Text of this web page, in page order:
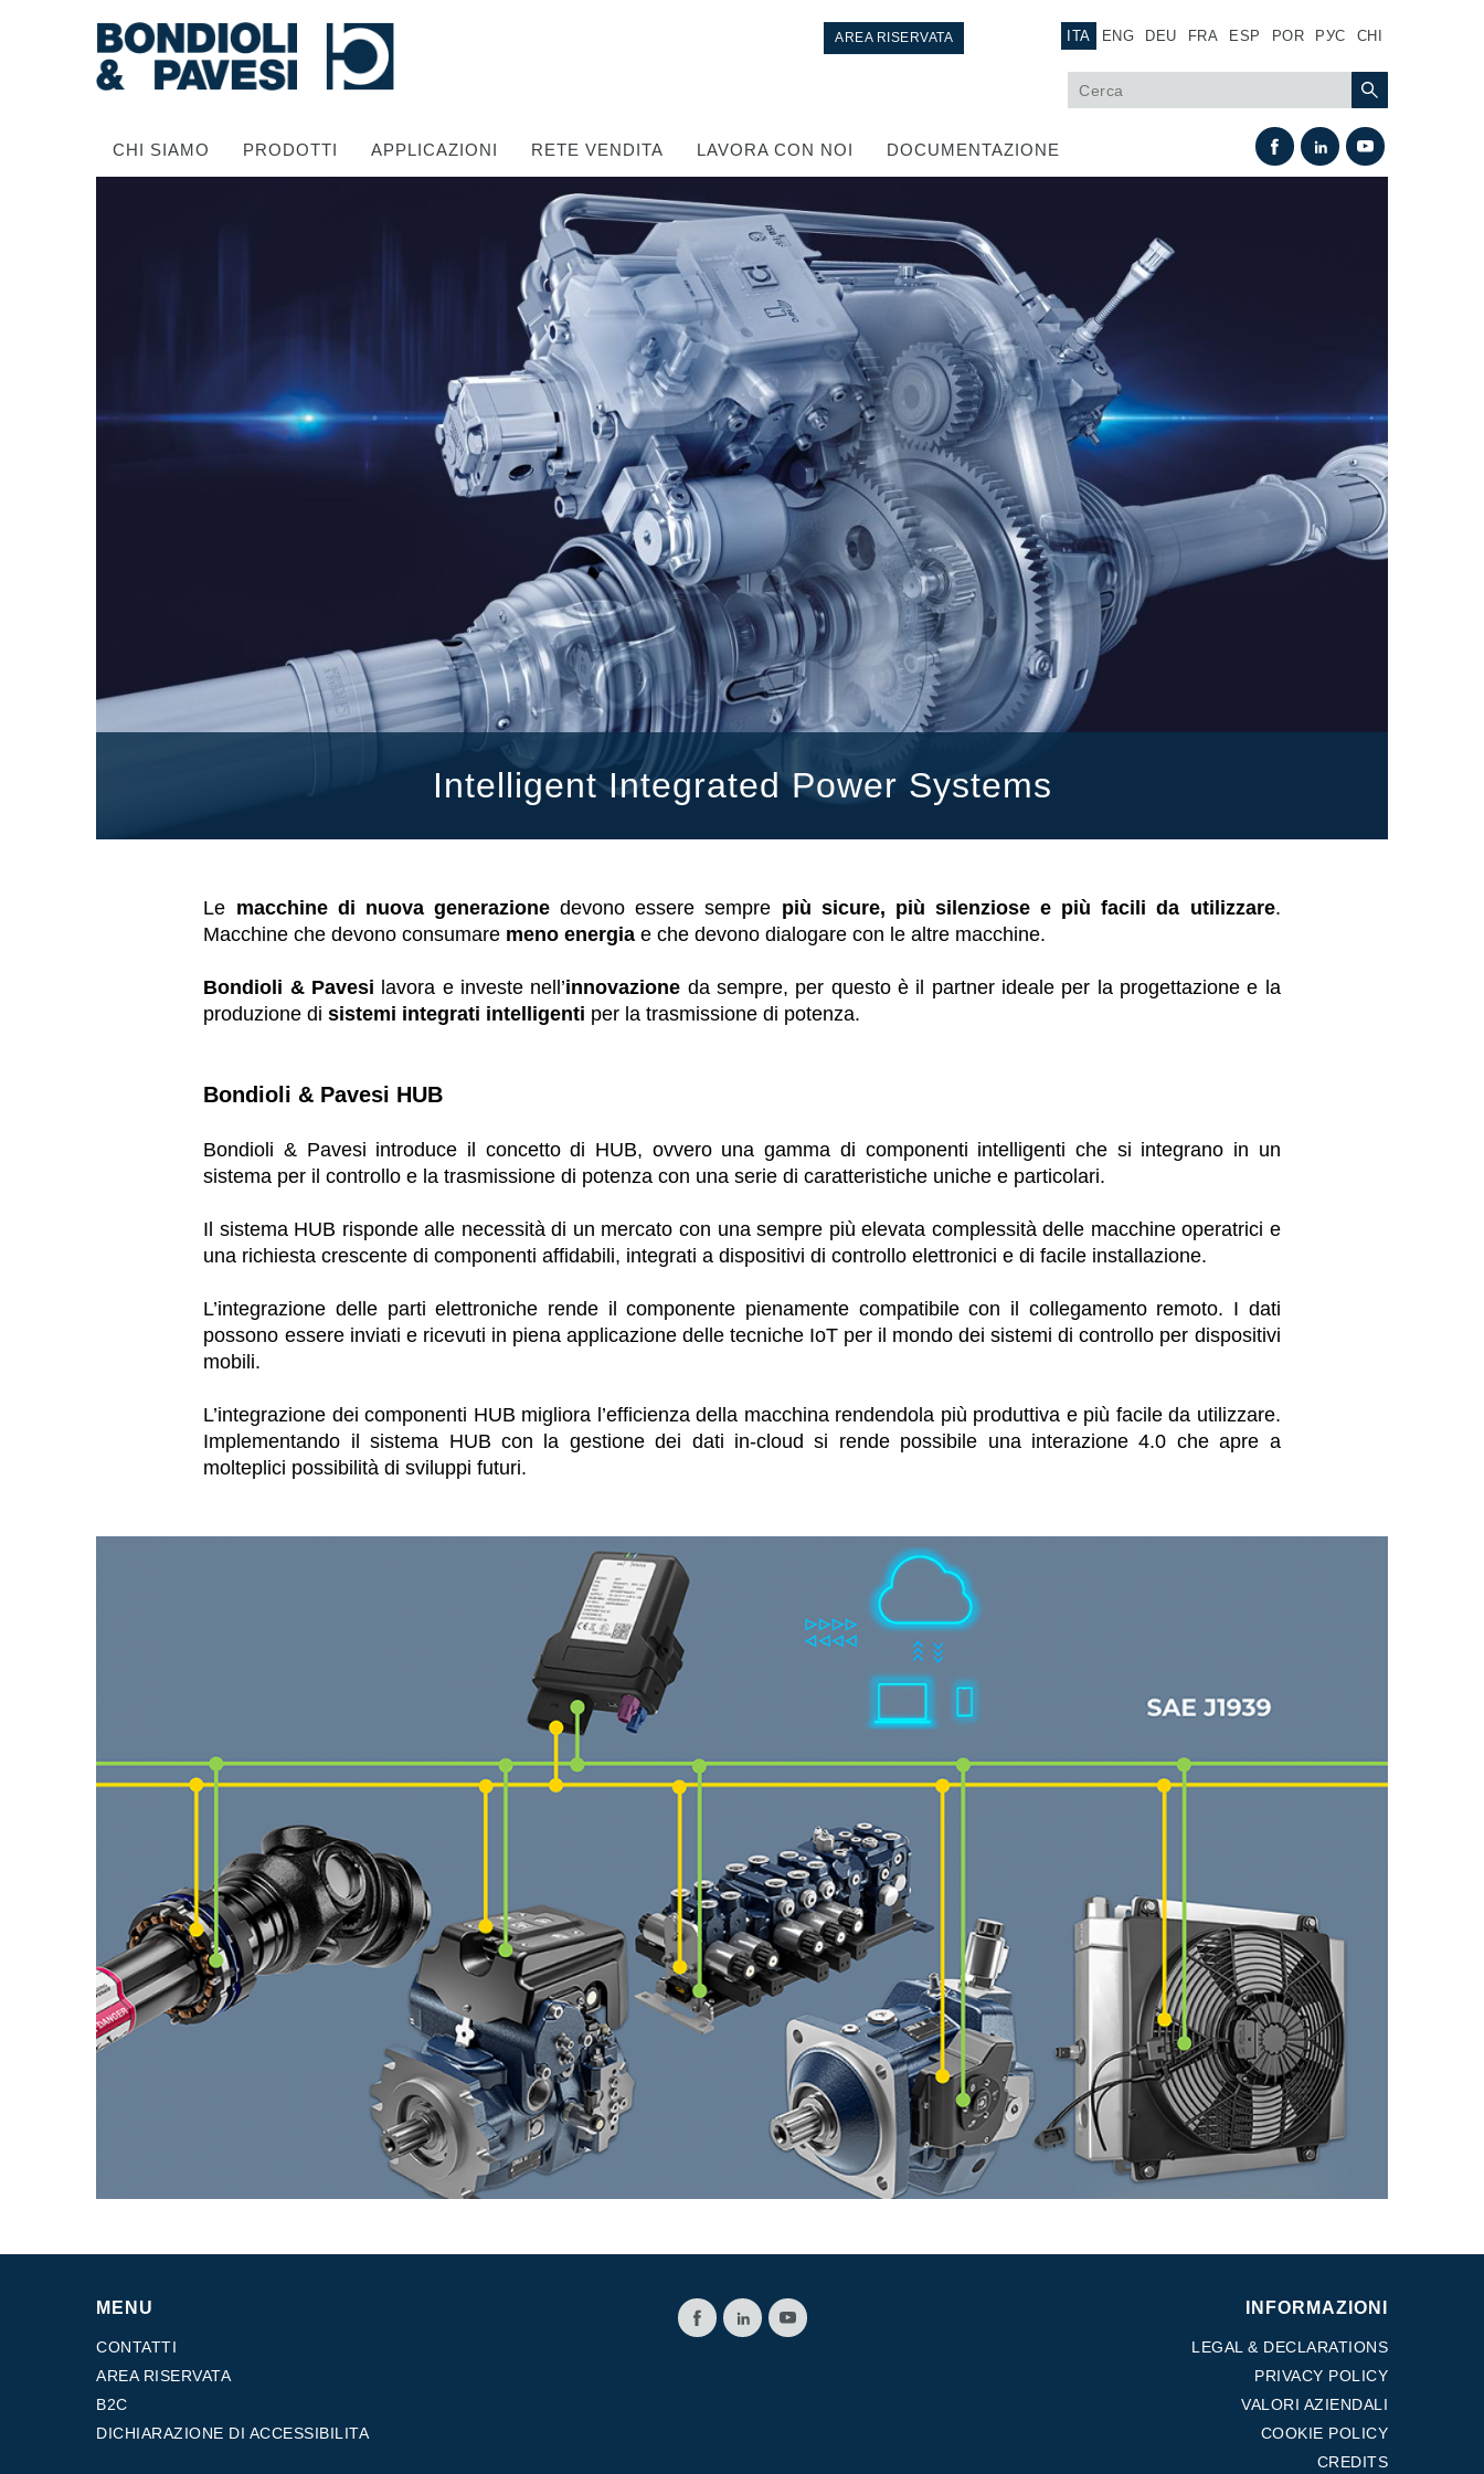
ITA ENG DEU FRA ESP POR РУС CHI
AREA RISERVATA
CHI SIAMO PRODOTTI APPLICAZIONI RETE VENDITA LAVORA CON NOI DOCUMENTAZIONE
Trasmissione di potenza
Scatole ingranaggi prodotte per Bondioli & Pavesi
Pompe e motori a pistoni assiali
Motori elettrici brushless - Serie MS
Controllo
Circuiti idraulici Integrati
Valvole di controllo direzionale
Valvole a cartuccia
Valvole in linea
Servocomandi
Componenti Elettronici per Sistemi di Controllo
Scambio termico
Sistemi Fan Drive
Scambiatori di calore
Intelligent Integrated Power Systems
Le macchine di nuova generazione devono essere sempre più sicure, più silenziose e più facili da utilizzare.
Macchine che devono consumare meno energia e che devono dialogare con le altre macchine.
Bondioli & Pavesi lavora e investe nell’innovazione da sempre, per questo è il partner ideale per la progettazione e la
produzione disistemi integrati intelligenti per la trasmissione di potenza.
Bondioli & Pavesi HUB
Bondioli & Pavesi introduce il concetto di HUB, ovvero una gamma di componenti intelligenti che si integrano in un
sistema per il controllo e la trasmissione di potenza con una serie di caratteristiche uniche e particolari.
Il sistema HUB risponde alle necessità di un mercato con una sempre più elevata complessità delle macchine operatrici e
una richiesta crescente di componenti affidabili, integrati a dispositivi di controllo elettronici e di facile installazione.
L’integrazione delle parti elettroniche rende il componente pienamente compatibile con il collegamento remoto. I dati
possono essere inviati e ricevuti in piena applicazione delle tecniche IoT per il mondo dei sistemi di controllo per dispositivi
mobili.
L’integrazione dei componenti HUB migliora l’efficienza della macchina rendendola più produttiva e più facile da utilizzare.
Implementando il sistema HUB con la gestione dei dati in-cloud si rende possibile una interazione 4.0 che apre a
molteplici possibilità di sviluppi futuri.
MENU
CONTATTI
AREA RISERVATA
B2C
DICHIARAZIONE DI ACCESSIBILITA
INFORMAZIONI
LEGAL & DECLARATIONS
PRIVACY POLICY
VALORI AZIENDALI
COOKIE POLICY
CREDITS